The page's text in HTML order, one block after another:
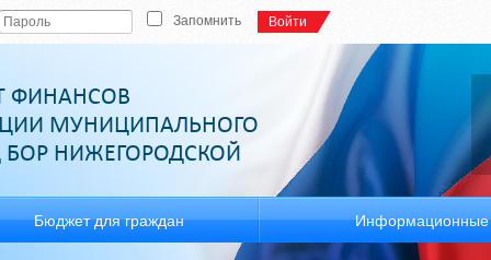
Запомнить Войти
ФИНАНСОВ
МУНИЦИПАЛЬНОГО
БОР НИЖЕГОРОДСКОЙ
Бюджет для граждан Информационные